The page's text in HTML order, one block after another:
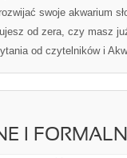
rozwijać swoje akwarium
od zera, czy masz
od czytelników i
I